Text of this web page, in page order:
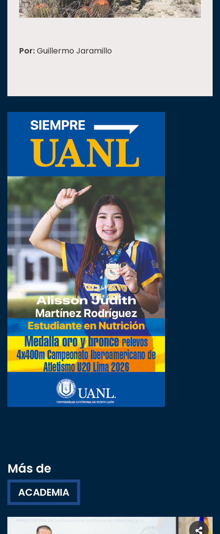
Por:Guillermo Jaramillo
Más de
ACADEMIA